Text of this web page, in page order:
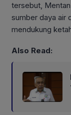
tersebut,
sumber daya air
mendukung
Also Read: